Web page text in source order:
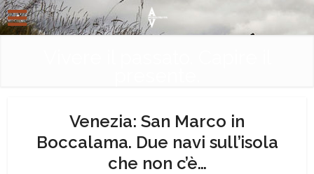
Venezia: San Marco in
Boccalama. Due navi sull’isola
che non c’è…